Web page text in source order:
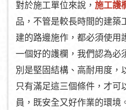
對於施工單位來說， 施工護
品，不管是較長時間的建築
建的路邊施作，都必須使用
一個好的護欄，我們認為必
別是堅固結構、高耐用度，
只有滿足這三個條件，才可
員，既安全又好作業的環境